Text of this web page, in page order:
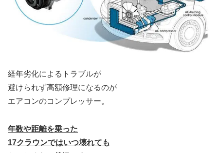
経年劣化によるトラブルが
避けられず高額修理になるのが
エアコンのコンプレッサー。
年数や距離を乗った
17クラウンではいつ壊れても